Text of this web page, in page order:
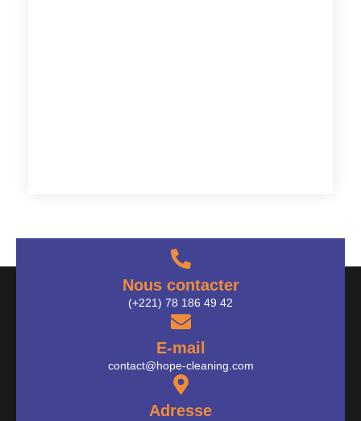
Nous contacter
(+221) 78 186 49 42
E-mail
contact@hope-cleaning.com
Adresse